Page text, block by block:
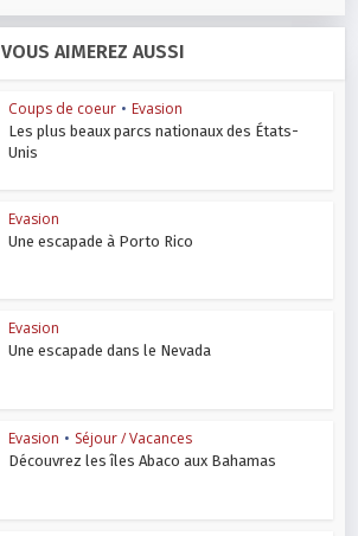
VOUS AIMEREZ AUSSI
Coups de coeur • Evasion
Les plus beaux parcs nationaux des États-
Unis
Evasion
Une escapade à Porto Rico
Evasion
Une escapade dans le Nevada
Evasion • Séjour / Vacances
Découvrez les îles Abaco aux Bahamas